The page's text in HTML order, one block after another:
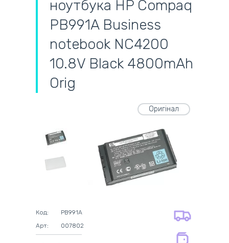
ноутбука HP Compaq
PB991A Business
notebook NC4200
10.8V Black 4800mAh
Orig
Оригінал
Код:
PB991A
Арт:
007802
самовивіз
адресна доставка кур'єром
самовивіз із нової пошти
готівковий розрахунок
безготівковий розрахунок
на оригінальні блоки живлення 12
на сумісні блоки живлення 12 міс.